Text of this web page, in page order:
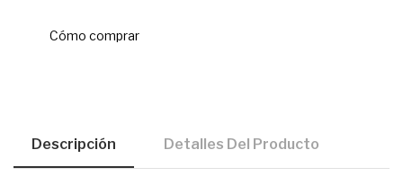
Cómo comprar
Descripción Detalles Del Producto